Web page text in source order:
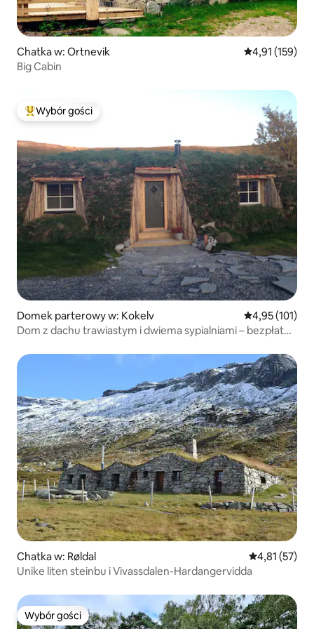
Chatka w: Ortnevik Średnia
4,91 (159)
Big Cabin
Najpopularniejsze z kategorii Wybór gości
Wybór gości
Domek parterowy w: Kokelv Średnia
4,95 (101)
Dom z dachu trawiastym i dwiema sypialniami – bezpłatne
Chatka w: Røldal Średnia
4,81 (57)
Unike liten steinbu i Vivassdalen-Hardangervidda
Wybór gości
Wybór gości